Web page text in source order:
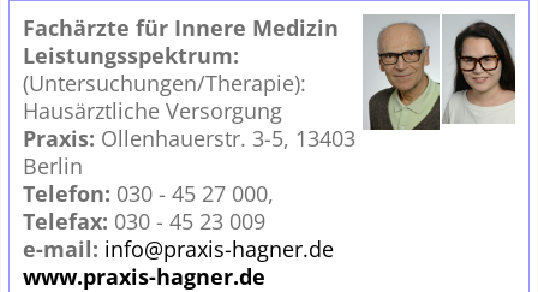
Fachärzte für Innere Medizin
Leistungsspektrum:
(Untersuchungen/Therapie):
Hausärztliche Versorgung
Praxis: Ollenhauerstr. 3-5, 13403
Berlin
Telefon: 030 - 45 27 000,
Telefax: 030 - 45 23 009
e-mail: info@praxis-hagner.de
www.praxis-hagner.de